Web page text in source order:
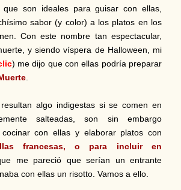
son ideales para guisar con ellas,
sabor (y color) a los platos en los
Con este nombre tan espectacular,
y siendo víspera de Halloween, mi
) me dijo que con ellas podría preparar
algo indigestas si se comen en
salteadas, son sin embargo
con ellas y elaborar platos con
francesas, o para incluir en
me pareció que serían un entrante
con ellas un risotto. Vamos a ello.